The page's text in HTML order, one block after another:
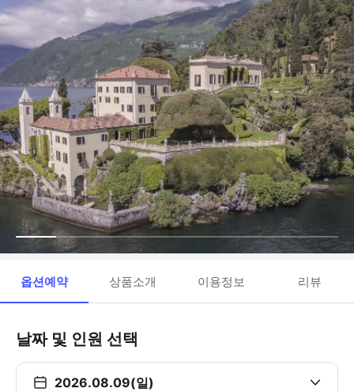
옵션예약 상품소개 이용정보 리뷰
날짜 및 인원 선택
2026.08.09(일)